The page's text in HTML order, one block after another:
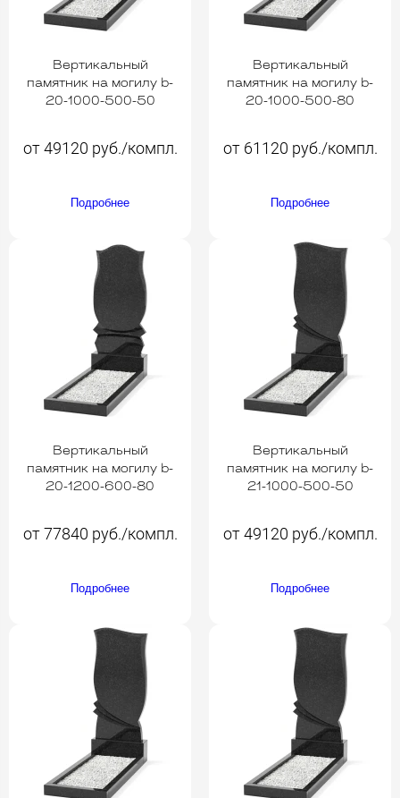
Вертикальный
памятник на могилу b-
20-1000-500-50
от 49120 руб./компл.
Подробнее
Вертикальный
памятник на могилу b-
20-1000-500-80
от 61120 руб./компл.
Подробнее
Вертикальный
памятник на могилу b-
20-1200-600-80
от 77840 руб./компл.
Подробнее
Вертикальный
памятник на могилу b-
21-1000-500-50
от 49120 руб./компл.
Подробнее